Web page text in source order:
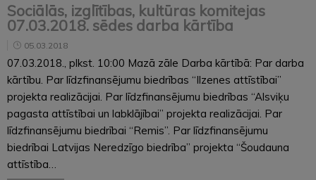
Sociālās, izglītības, kultūras komitejas
07.03.2018. sēdes darba kārtība
05.03.2018
07.03.2018., plkst. 10:00 Mazā zāle Darba kārtībā: Par darba
kārtību. Par līdzfinansējumu biedrības “Ilzenes attīstībai”
projekta realizācijai. Par līdzfinansējumu biedrības “Alsviķu
pagasta attīstībai un labklājībai” projekta realizācijai. Par
līdzfinansējumu biedrībai “Remis”. Par līdzfinansējumu
biedrībai Latvijas Neredzīgo biedrība” projekta “Šoudauna
attīstība…